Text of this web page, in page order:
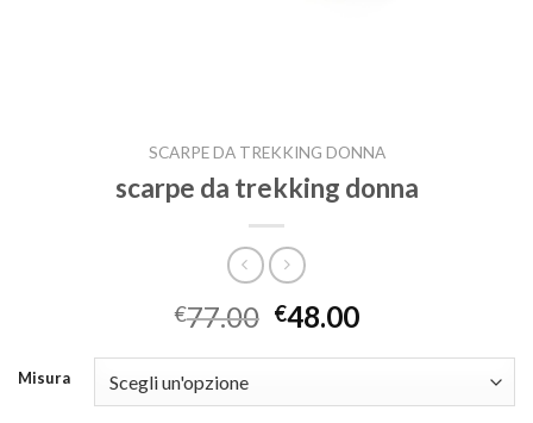
SCARPE DA TREKKING DONNA
scarpe da trekking donna
€77.00 €48.00
Misura